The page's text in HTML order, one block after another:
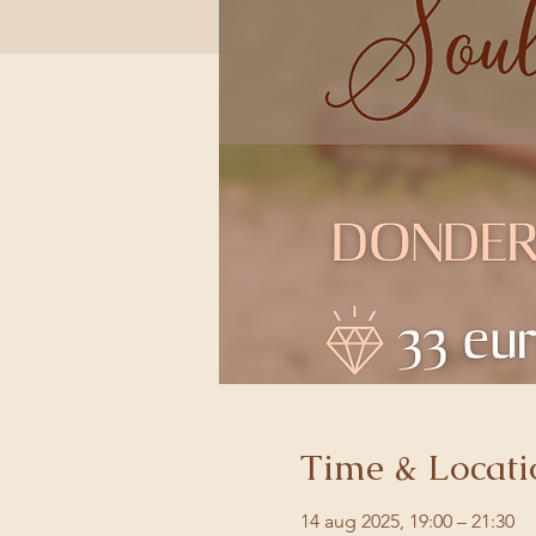
Time &
14 aug 2025, 19:00 – 21:30